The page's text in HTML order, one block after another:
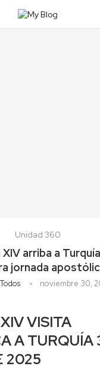
Unidad 360
arriba a
jornada
noviembre 30,
VISITA
A TURQUÍA
2025